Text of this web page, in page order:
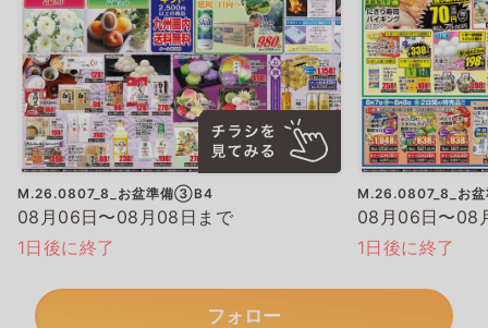
M.26.0807_8_お盆準備③B4
08月06日〜08月08日まで
1日後に終了
M.26.0807_8_お
08月06日〜08
1日後に終了
フォロー